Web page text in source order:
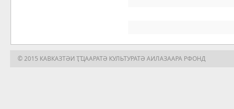
© 2015 КАВКАЗТӘИ ҬҴААРАТӘ КУЛЬТУРАТӘ АИЛАЗААРА РФОНД